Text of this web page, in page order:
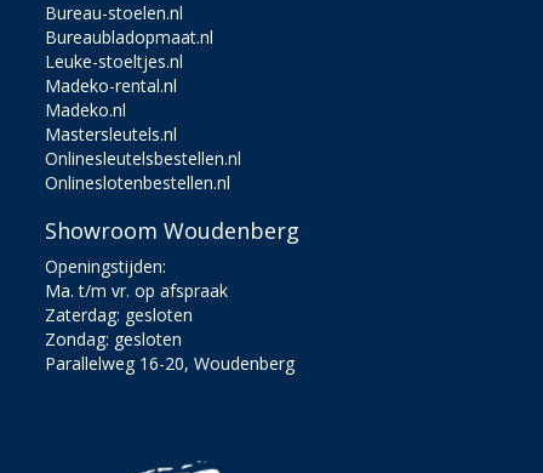
Bureau-stoelen.nl
Bureaubladopmaat.nl
Leuke-stoeltjes.nl
Madeko-rental.nl
Madeko.nl
Mastersleutels.nl
Onlinesleutelsbestellen.nl
Onlineslotenbestellen.nl
Showroom Woudenberg
Openingstijden:
Ma. t/m vr. op afspraak
Zaterdag: gesloten
Zondag: gesloten
Parallelweg 16-20, Woudenberg